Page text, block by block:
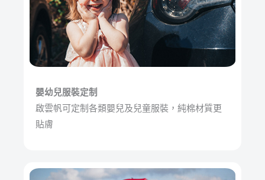
嬰幼兒服裝定制
啟雲帆可定制各類嬰兒及兒童服裝，純棉材質更
貼膚